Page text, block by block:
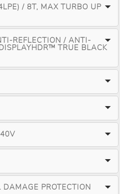
/ 8T, MAX TURBO UP
REFLECTION / ANTI-
TRUE BLACK
PROTECTION